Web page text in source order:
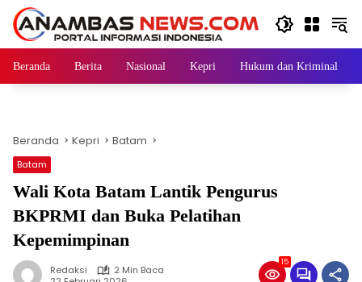
Langsung
konten
Beranda Berita Nasional Kepri Hukum dan Kriminal
Beranda Kepri Batam
Batam
Wali Kota Batam Lantik Pengurus
BKPRMI dan Buka Pelatihan
Kepemimpinan
Redaksi
2 Min Baca
15